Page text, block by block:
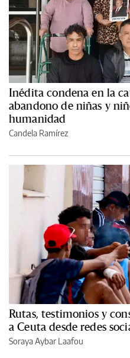
Inédita condena en la
abandono de niñas y
humanidad
Candela Ramírez
Rutas, testimonios y
a Ceuta desde redes
Soraya Aybar Laafou